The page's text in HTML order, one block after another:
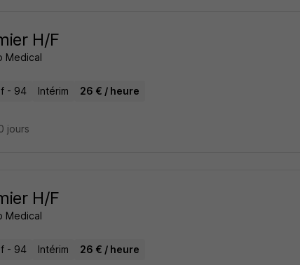
H/F
Medical
- 94 Intérim 26 € / heure
jours
H/F
Medical
- 94 Intérim 26 € / heure